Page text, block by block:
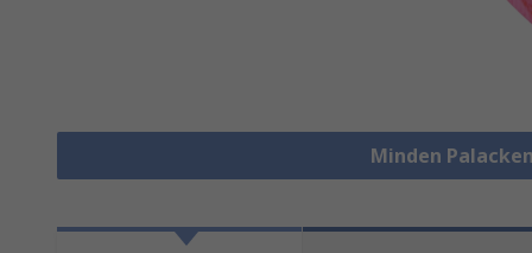
Minden